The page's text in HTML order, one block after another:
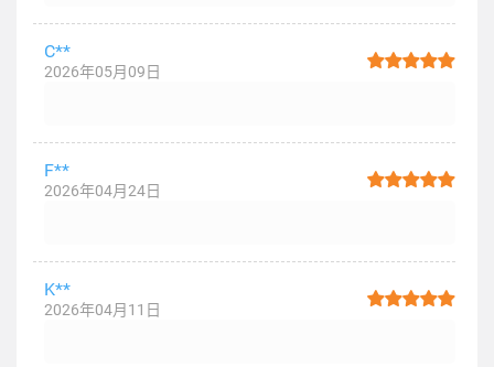
C**
2026年05月09日
F**
2026年04月24日
K**
2026年04月11日